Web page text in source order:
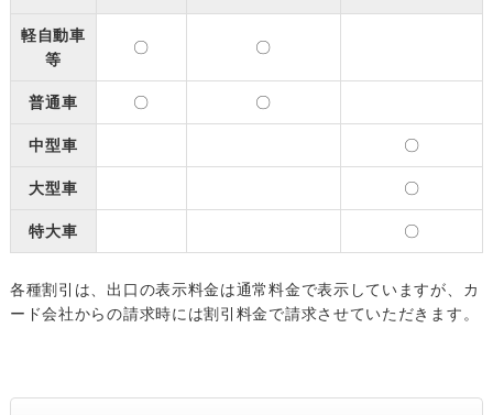
軽自動車
等
〇 〇
普通車 〇 〇
中型車 〇
大型車 〇
特大車 〇
各種割引は、出口の表示料金は通常料金で表示していますが、カ
ード会社からの請求時には割引料金で請求させていただきます。